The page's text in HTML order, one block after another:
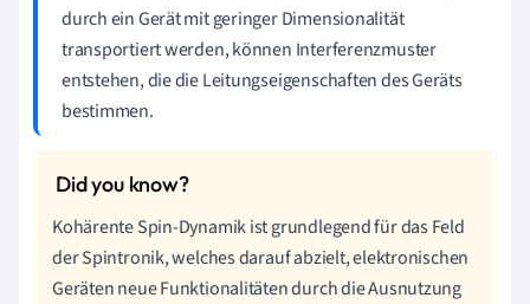
durch ein Gerät mit geringer Dimensionalität
transportiert werden, können Interferenzmuster
entstehen, die die Leitungseigenschaften des Geräts
bestimmen.
Kohärente Spin-Dynamik ist grundlegend für das Feld
der Spintronik, welches darauf abzielt, elektronischen
Geräten neue Funktionalitäten durch die Ausnutzung